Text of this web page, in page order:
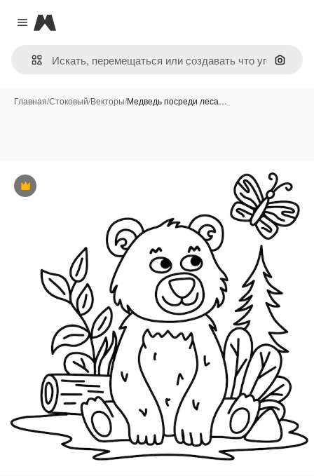
Close menu
Magnific
Поиск
Главная/Стоковый/Векторы/Медведь посреди леса…
Премиум